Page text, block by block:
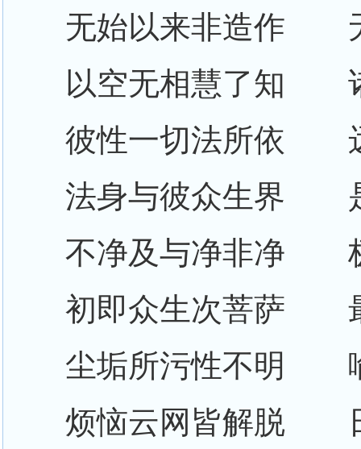
无始以来非造作
以空无相慧了知
彼性一切法所依
法身与彼众生界
不净及与净非净
初即众生次菩萨
尘垢所污性不明
烦恼云网皆解脱